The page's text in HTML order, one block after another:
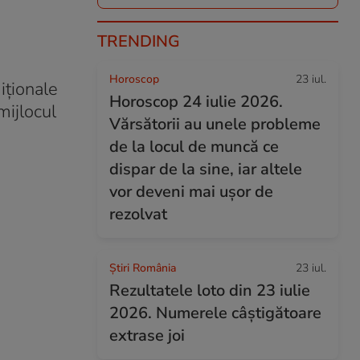
TRENDING
Horoscop 23 iul.
Horoscop 24 iulie 2026.
Vărsătorii au unele probleme
de la locul de muncă ce
dispar de la sine, iar altele
vor deveni mai ușor de
rezolvat
Știri România 23 iul.
Rezultatele loto din 23 iulie
2026. Numerele câștigătoare
extrase joi